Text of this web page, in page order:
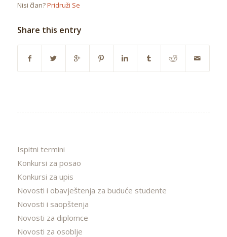
Nisi član?Pridruži Se
Share this entry
Ispitni termini
Konkursi za posao
Konkursi za upis
Novosti i obavještenja za buduće studente
Novosti i saopštenja
Novosti za diplomce
Novosti za osoblje